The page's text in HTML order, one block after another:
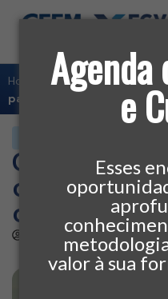
Agenda
e
Esses
valor à sua
Home » Carreira »
Como
para sua carreira?
Como
curso de
carreira?
CEEM 27/09/2017